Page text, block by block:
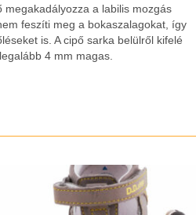
a labilis mozgás
feszíti meg a bokaszalagokat, így
is. A cipő sarka belülről kifelé
4 mm magas.